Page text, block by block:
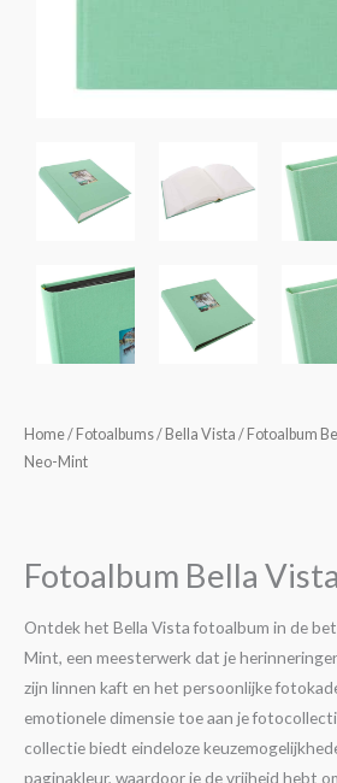
Home/ Fotoalbums/ Bella Vista / Fotoalbum
Neo-Mint
Fotoalbum Bella
Ontdek het Bella Vista fotoalbum in de
Mint, een meesterwerk dat je
zijn linnen kaft en het persoonlijke
emotionele dimensie toe aan je
collectie biedt eindeloze
paginakleur, waardoor je de vrijheid hebt
Prijsklasse:
€26,95
Fotoalbum
Bella
Mint